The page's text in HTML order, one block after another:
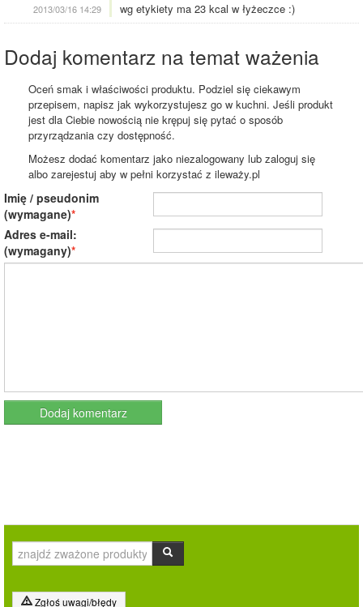
2013/03/16 14:29
wg etykiety ma 23 kcal w łyżeczce :)
Dodaj komentarz na temat ważenia
Oceń smak i właściwości produktu. Podziel się ciekawym
przepisem, napisz jak wykorzystujesz go w kuchni. Jeśli produkt
jest dla Ciebie nowością nie krępuj się pytać o sposób
przyrządzania czy dostępność.
Możesz dodać komentarz jako niezalogowany lub zaloguj się
albo zarejestuj aby w pełni korzystać z ileważy.pl
Imię / pseudonim
(wymagane)
Adres e-mail:
(wymagany)
Zgłoś uwagi/błędy